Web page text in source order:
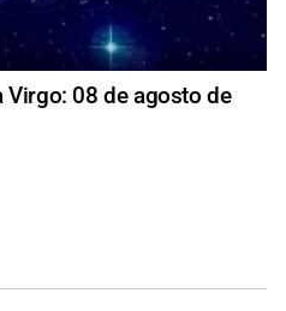
08 de agosto de